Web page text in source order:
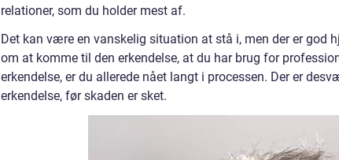
relationer, som du holder mest af.
Det kan være en vanskelig situation at stå i, men der er god
om at komme til den erkendelse, at du har brug for
erkendelse, er du allerede nået langt i processen. Der er
erkendelse, før skaden er sket.